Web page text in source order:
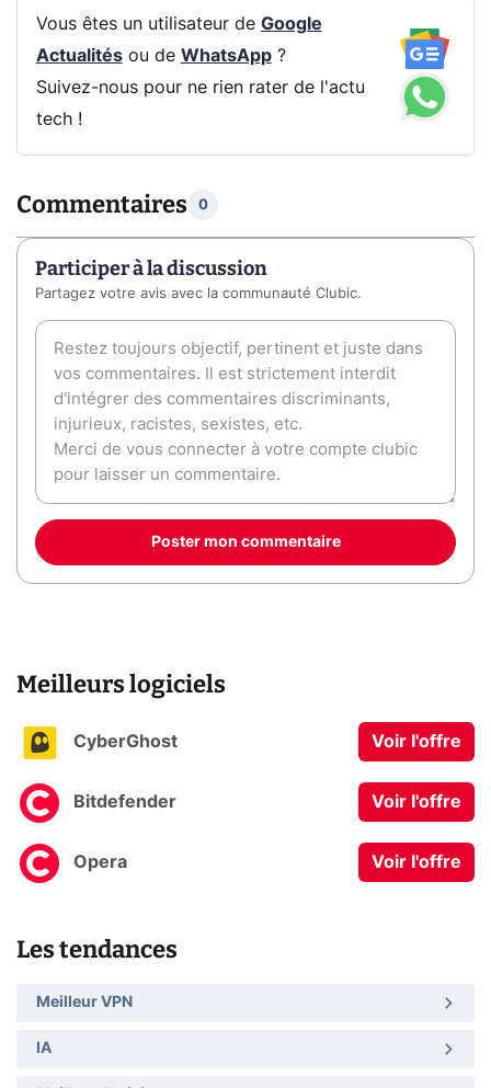
Vous êtes un utilisateur de Google
Actualitésou de WhatsApp?
Suivez-nous pour ne rien rater de l'actu
tech !
Commentaires 0
Participer à la discussion
Partagez votre avis avec la communauté Clubic.
Poster mon commentaire
Meilleurs logiciels
CyberGhost Voir l'offre
Bitdefender Voir l'offre
Opera Voir l'offre
Les tendances
Meilleur VPN
IA